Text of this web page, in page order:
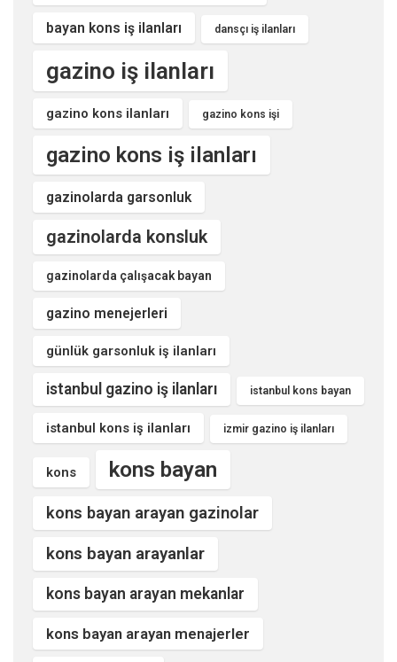
bayan kons iş ilanları dansçı iş ilanları
gazino iş ilanları
gazino kons ilanları gazino kons işi
gazino kons iş ilanları
gazinolarda garsonluk
gazinolarda konsluk
gazinolarda çalışacak bayan
gazino menejerleri
günlük garsonluk iş ilanları
istanbul gazino iş ilanları istanbul kons bayan
istanbul kons iş ilanları izmir gazino iş ilanları
kons kons bayan
kons bayan arayan gazinolar
kons bayan arayanlar
kons bayan arayan mekanlar
kons bayan arayan menajerler